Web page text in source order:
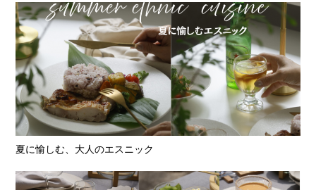
夏に愉しむ、大人のエスニック